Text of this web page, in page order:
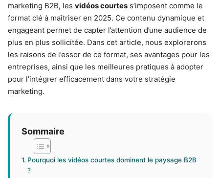
marketing B2B, les vidéos courtes s’imposent comme le
format clé à maîtriser en 2025. Ce contenu dynamique et
engageant permet de capter l’attention d’une audience de
plus en plus sollicitée. Dans cet article, nous explorerons
les raisons de l’essor de ce format, ses avantages pour les
entreprises, ainsi que les meilleures pratiques à adopter
pour l’intégrer efficacement dans votre stratégie
marketing.
Sommaire
Pourquoi les vidéos courtes dominent le paysage B2B
?